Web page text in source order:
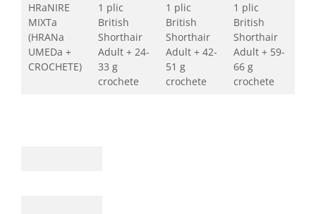
HRaNIRE
MIXTa
(HRANa
UMEDa +
CROCHETE)
1 plic
British
Shorthair
Adult + 24-
33 g
crochete
1 plic
British
Shorthair
Adult + 42-
51 g
crochete
1 plic
British
Shorthair
Adult + 59-
66 g
crochete